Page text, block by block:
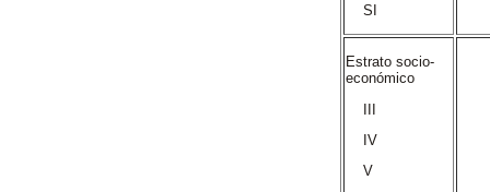
SI
Estrato socio-
económico
III
IV
V